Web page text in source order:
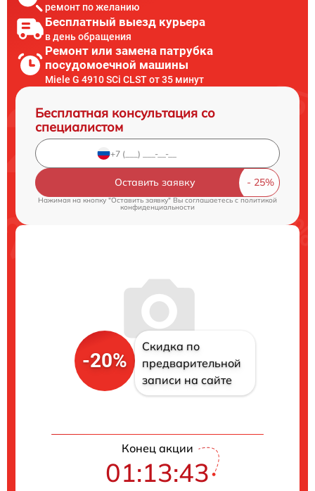
ремонт по желанию
Бесплатный выезд курьера
в день обращения
Ремонт или замена патрубка
посудомоечной машины
Miele G 4910 SCi CLST от 35 минут
Бесплатная консультация со
специалистом
Оставить заявку
Нажимая на кнопку "Оставить заявку" Вы соглашаетесь cполитикой
конфиденциальности
-20%
Скидка по
предварительной
записи на сайте
Конец акции
01:13:42